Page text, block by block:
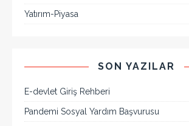
Yatırım-Piyasa
SON YAZILAR
E-devlet Giriş Rehberi
Pandemi Sosyal Yardım Başvurusu